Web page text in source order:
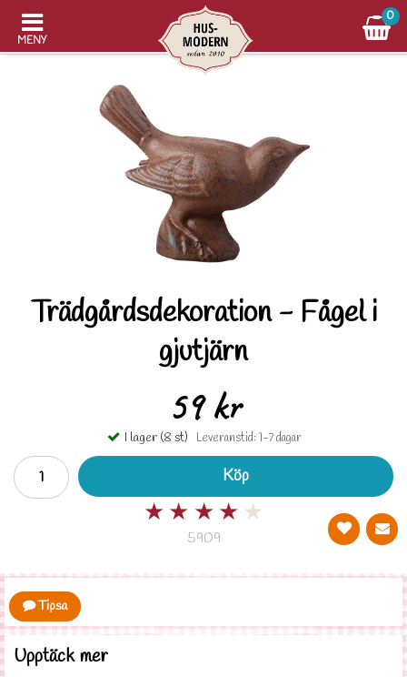
MENY
0
Trädgårdsdekoration - Fågel i
gjutjärn
59 kr
I lager (8 st) Leveranstid: 1-7 dagar
Köp
★ ★ ★ ★ ★
5909
Tipsa
Upptäck mer